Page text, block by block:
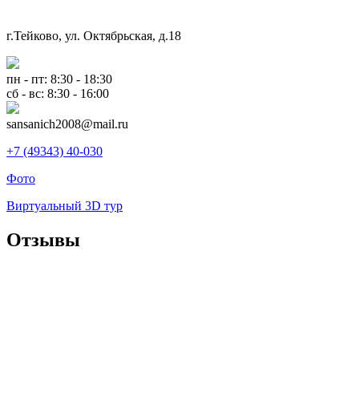
г.Тейково, ул. Октябрьская, д.18
пн - пт: 8:30 - 18:30
сб - вс: 8:30 - 16:00
sansanich2008@mail.ru
+7 (49343) 40-030
Фото
Виртуальный 3D тур
Отзывы